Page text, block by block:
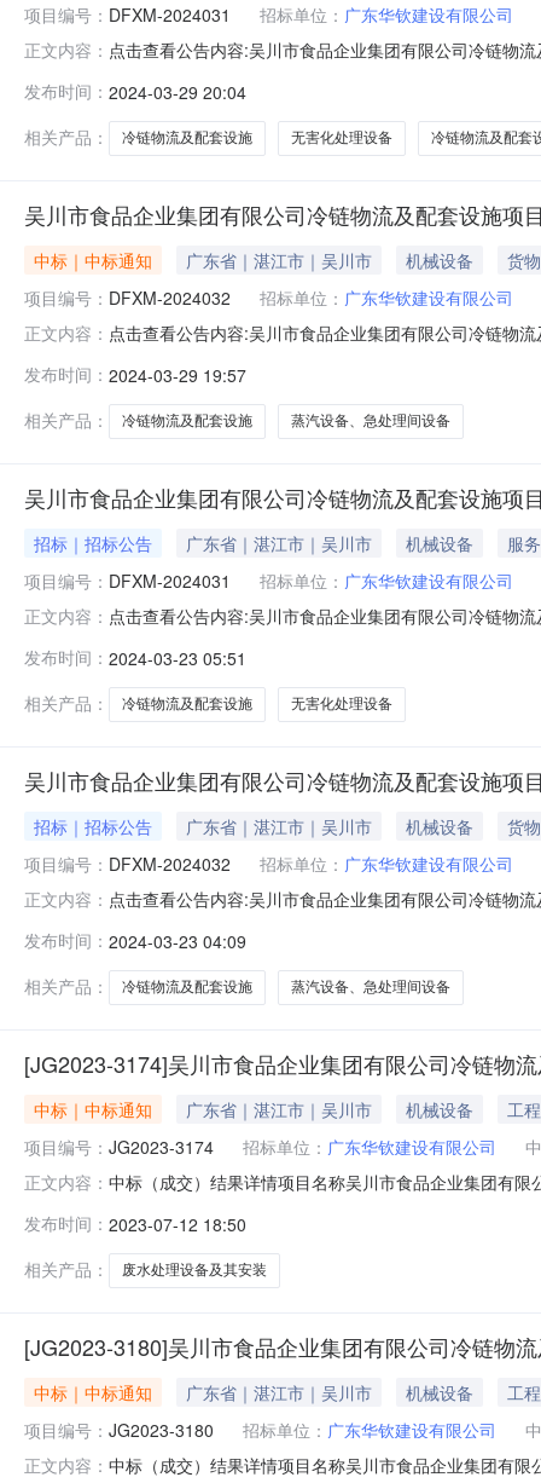
项目编号： DFXM-2024031 招标单位： 广东华钦建设有限公司
正文内容： 点击查看公告内容:吴川市食品企业集团有限公司冷链物
屠宰机械有限公司中标价格：34.0000万元二、其他：
化处理设备采购
发布时间： 2024-03-29 20:04
相关产品：
冷链物流及配套设施 无害化处理设备 冷链物流及配套
吴川市食品企业集团有限公司冷链物流及配套设施项
中标｜中标通知 广东省｜湛江市｜吴川市 机械设备
货物
项目编号： DFXM-2024032 招标单位： 广东华钦建设有限公司
正文内容： 点击查看公告内容:吴川市食品企业集团有限公司冷链物
备采购：中标人：湖南省兴业肉类机械有限公司中标价
及配套设施项目—蒸汽设
发布时间： 2024-03-29 19:57
相关产品：
冷链物流及配套设施 蒸汽设备、急处理间设备
吴川市食品企业集团有限公司冷链物流及配套设施项
招标｜招标公告 广东省｜湛江市｜吴川市 机械设备
服务
项目编号： DFXM-2024031 招标单位： 广东华钦建设有限公司
正文内容： 点击查看公告内容:吴川市食品企业集团有限公司冷链物
处理设备采购已由项目审批/核准/备案机关批准，项目资
和招标范围规模：吴川
发布时间： 2024-03-23 05:51
相关产品：
冷链物流及配套设施 无害化处理设备
吴川市食品企业集团有限公司冷链物流及配套设施
招标｜招标公告 广东省｜湛江市｜吴川市 机械设备
货物
项目编号： DFXM-2024032 招标单位： 广东华钦建设有限公司
正文内容： 点击查看公告内容:吴川市食品企业集团有限公司冷链物
套设施项目——蒸汽设备、急处理间设备采购己由项目审
件，现招标方式为
发布时间： 2024-03-23 04:09
相关产品：
冷链物流及配套设施 蒸汽设备、急处理间设备
[JG2023-3174]吴川市食品企业集团有限公司冷链物
中标｜中标通知 广东省｜湛江市｜吴川市 机械设备
工程
项目编号： JG2023-3174 招标单位： 广东华钦建设有限公司
正文内容： 中标（成交）结果详情项目名称吴川市食品企业集团有
1217:51:51
发布时间： 2023-07-12 18:50
相关产品：
废水处理设备及其安装
[JG2023-3180]吴川市食品企业集团有限公司冷链物
中标｜中标通知 广东省｜湛江市｜吴川市 机械设备
工程
项目编号： JG2023-3180 招标单位： 广东华钦建设有限公司
正文内容： 中标（成交）结果详情项目名称吴川市食品企业集团有